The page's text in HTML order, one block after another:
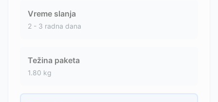
Vreme slanja
2 - 3 radna dana
Težina paketa
1.80 kg